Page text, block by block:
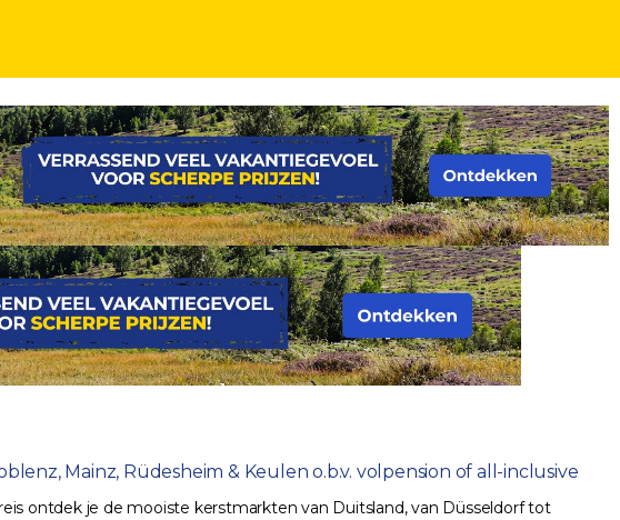
riviercruise o.b.v. volpension of all-inclusive
Mainz, Rüdesheim & Keulen o.b.v. volpension of all-inclusive
ontdek je de mooiste kerstmarkten van Duitsland, van Düsseldorf tot